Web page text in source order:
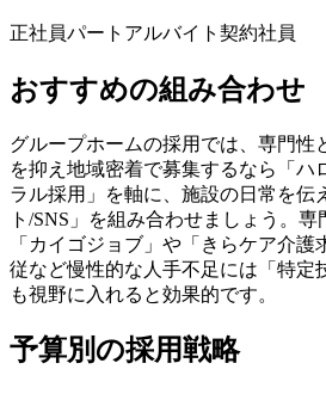
正社員パート アルバイト 契約社員
おすすめの組み合わせ
グループホームの採用では、専門性
を抑え地域密着で募集するなら「ハ
ラル採用」を軸に、施設の日常を伝
ト/SNS」を組み合わせましょう。
「カイゴジョブ」や「きらケア介
従など慢性的な人手不足には「特定
も視野に入れると効果的です。
予算別の採用戦略